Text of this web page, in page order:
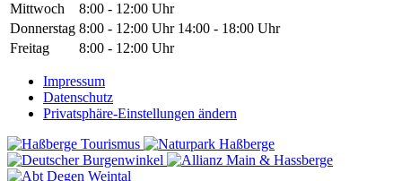
Mittwoch
8:00 - 12:00 Uhr
Donnerstag 8:00 - 12:00 Uhr 14:00 - 18:00 Uhr
Freitag
8:00 - 12:00 Uhr
Impressum
Datenschutz
Privatsphäre-Einstellungen ändern